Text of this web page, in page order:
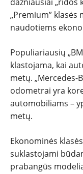
„Premium”
naudotiems
Populiariausių
klastojama, kai
metų. „Mercedes-
odometrai yra
automobiliams –
metų.
Ekonominės
suklastojami
prabangūs